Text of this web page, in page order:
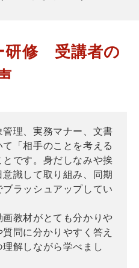
修　受講者の
理、実務マナー、文書
「相手のことを考える
です。身だしなみや挨
識して取り組み、同期
ラッシュアップしてい
教材がとても分かりや
問に分かりやすく答え
解しながら学べまし